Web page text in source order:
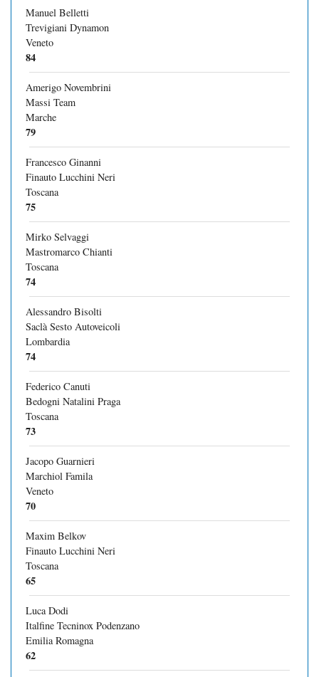
Manuel Belletti
Trevigiani Dynamon
Veneto
84
Amerigo Novembrini
Massi Team
Marche
79
Francesco Ginanni
Finauto Lucchini Neri
Toscana
75
Mirko Selvaggi
Mastromarco Chianti
Toscana
74
Alessandro Bisolti
Saclà Sesto Autoveicoli
Lombardia
74
Federico Canuti
Bedogni Natalini Praga
Toscana
73
Jacopo Guarnieri
Marchiol Famila
Veneto
70
Maxim Belkov
Finauto Lucchini Neri
Toscana
65
Luca Dodi
Italfine Tecninox Podenzano
Emilia Romagna
62